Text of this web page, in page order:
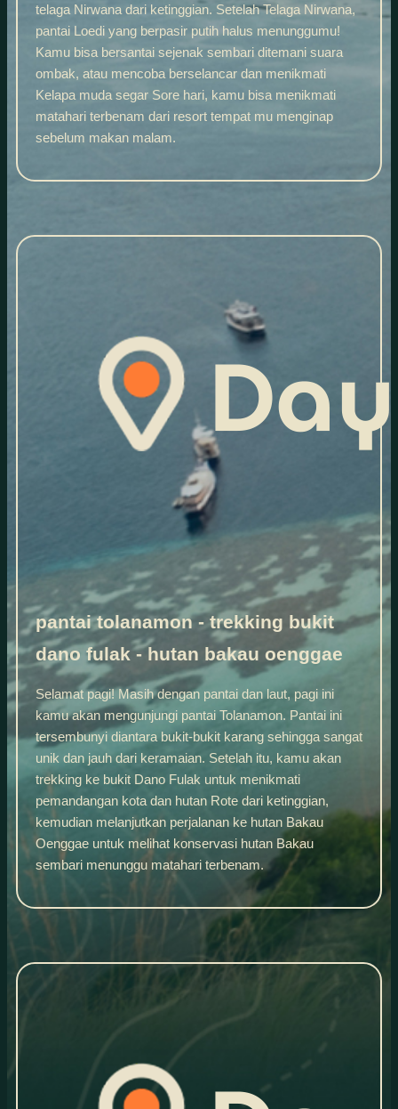
telaga Nirwana dari ketinggian. Setelah Telaga Nirwana,
pantai Loedi yang berpasir putih halus menunggumu!
Kamu bisa bersantai sejenak sembari ditemani suara
ombak, atau mencoba berselancar dan menikmati
Kelapa muda segar Sore hari, kamu bisa menikmati
matahari terbenam dari resort tempat mu menginap
sebelum makan malam.
pantai tolanamon - trekking bukit
dano fulak - hutan bakau oenggae
Selamat pagi! Masih dengan pantai dan laut, pagi ini
kamu akan mengunjungi pantai Tolanamon. Pantai ini
tersembunyi diantara bukit-bukit karang sehingga sangat
unik dan jauh dari keramaian. Setelah itu, kamu akan
trekking ke bukit Dano Fulak untuk menikmati
pemandangan kota dan hutan Rote dari ketinggian,
kemudian melanjutkan perjalanan ke hutan Bakau
Oenggae untuk melihat konservasi hutan Bakau
sembari menunggu matahari terbenam.